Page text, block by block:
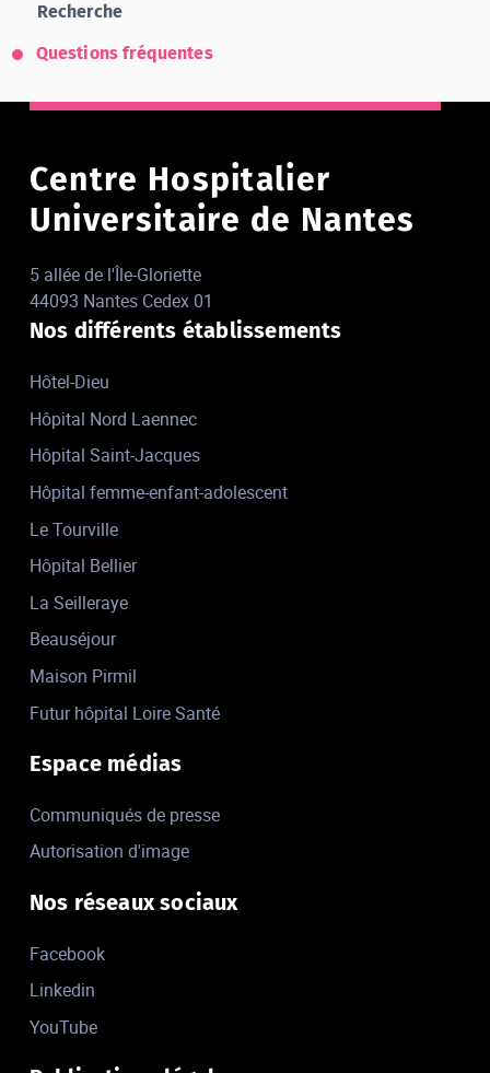
Recherche
Questions fréquentes
Centre Hospitalier
Universitaire de Nantes
5 allée de l'Île-Gloriette
44093 Nantes Cedex 01
Nos différents établissements
Hôtel-Dieu
Hôpital Nord Laennec
Hôpital Saint-Jacques
Hôpital femme-enfant-adolescent
Le Tourville
Hôpital Bellier
La Seilleraye
Beauséjour
Maison Pirmil
Futur hôpital Loire Santé
Espace médias
Communiqués de presse
Autorisation d'image
Nos réseaux sociaux
Facebook
Linkedin
YouTube